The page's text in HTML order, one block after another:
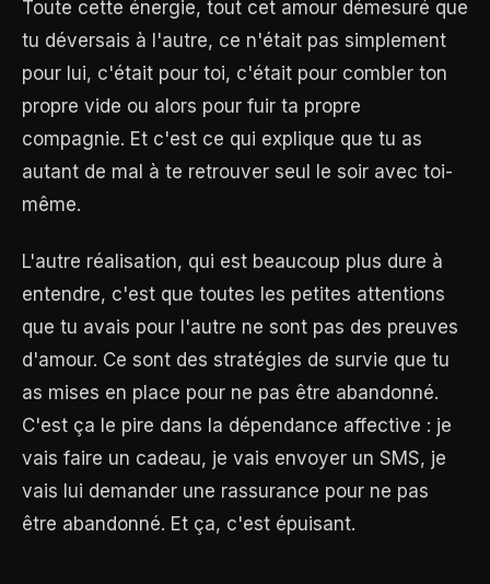
Toute cette énergie, tout cet amour démesuré que
tu déversais à l'autre, ce n'était pas simplement
pour lui, c'était pour toi, c'était pour combler ton
propre vide ou alors pour fuir ta propre
compagnie. Et c'est ce qui explique que tu as
autant de mal à te retrouver seul le soir avec toi-
même.
L'autre réalisation, qui est beaucoup plus dure à
entendre, c'est que toutes les petites attentions
que tu avais pour l'autre ne sont pas des preuves
d'amour. Ce sont des stratégies de survie que tu
as mises en place pour ne pas être abandonné.
C'est ça le pire dans la dépendance affective : je
vais faire un cadeau, je vais envoyer un SMS, je
vais lui demander une rassurance pour ne pas
être abandonné. Et ça, c'est épuisant.